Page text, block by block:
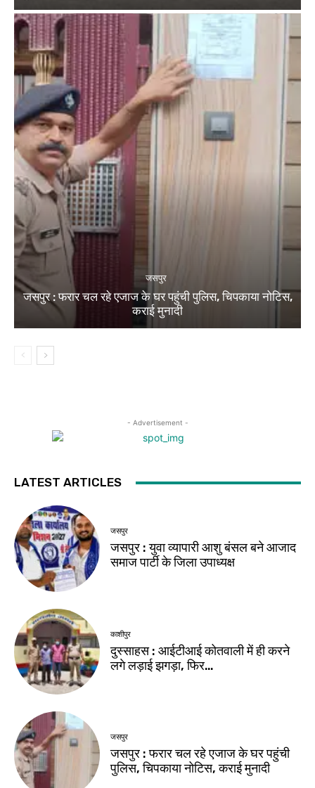
जसपुर
जसपुर : फरार चल रहे एजाज के घर पहुंची पुलिस, चिपकाया नोटिस,
कराई मुनादी
- Advertisement -
LATEST ARTICLES
जसपुर
जसपुर : युवा व्यापारी आशु बंसल बने आजाद
समाज पार्टी के जिला उपाध्यक्ष
काशीपुर
दुस्साहस : आईटीआई कोतवाली में ही करने
लगे लड़ाई झगड़ा, फिर…
जसपुर
जसपुर : फरार चल रहे एजाज के घर पहुंची
पुलिस, चिपकाया नोटिस, कराई मुनादी